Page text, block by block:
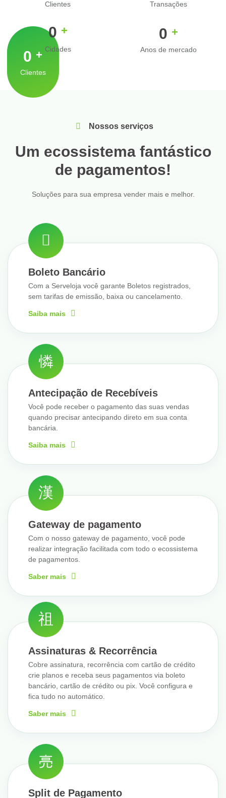
0 +
Clientes
Clientes Transações
0 +
Cidades
0 +
Anos de mercado
Nossos serviços
Um ecossistema fantástico
de pagamentos!
Soluções para sua empresa vender mais e melhor.
Boleto Bancário
Com a Serveloja você garante Boletos registrados,
sem tarifas de emissão, baixa ou cancelamento.
Saiba mais
Antecipação de Recebíveis
Você pode receber o pagamento das suas vendas
quando precisar antecipando direto em sua conta
bancária.
Saiba mais
Gateway de pagamento
Com o nosso gateway de pagamento, você pode
realizar integração facilitada com todo o ecossistema
de pagamentos.
Saber mais
Assinaturas & Recorrência
Cobre assinatura, recorrência com cartão de crédito
crie planos e receba seus pagamentos via boleto
bancário, cartão de crédito ou pix. Você configura e
fica tudo no automático.
Saber mais
Split de Pagamento